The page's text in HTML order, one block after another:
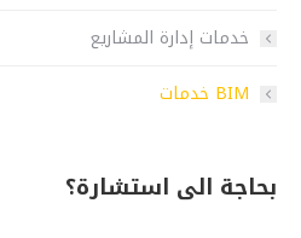
خدمات إدارة المشاريع
BIM خدمات
بحاجة الى استشارة؟